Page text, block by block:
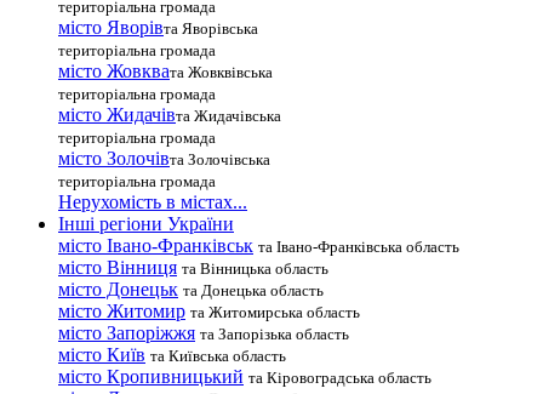
територіальна громада
місто Яворівта Яворівська
територіальна громада
місто Жовквата Жовквівська
територіальна громада
місто Жидачівта Жидачівська
територіальна громада
місто Золочівта Золочівська
територіальна громада
Нерухомість в містах...
Інші регіони України
місто Івано-Франківськ та Івано-Франківська область
місто Вінниця та Вінницька область
місто Донецьк та Донецька область
місто Житомир та Житомирська область
місто Запоріжжя та Запорізька область
місто Київ та Київська область
місто Кропивницький та Кіровоградська область